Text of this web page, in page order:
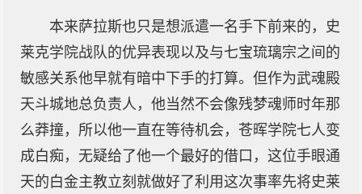
本来萨拉斯也只是想派遣一名手下前来的，史
莱克学院战队的优异表现以及与七宝琉璃宗之间的
敏感关系他早就有暗中下手的打算。但作为武魂殿
天斗城地总负责人，他当然不会像残梦魂师时年那
么莽撞，所以他一直在等待机会，苍晖学院七人变
成白痴，无疑给了他一个最好的借口，这位手眼通
天的白金主教立刻就做好了利用这次事率先将史莱